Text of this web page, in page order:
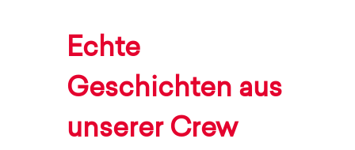
Echte
Geschichten aus
unserer Crew